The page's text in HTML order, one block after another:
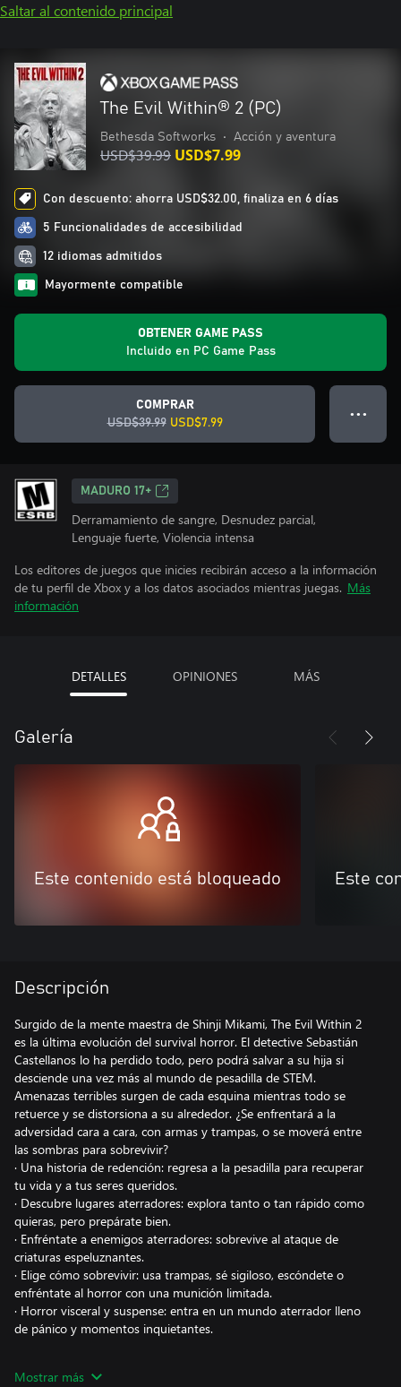
Saltar al contenido principal
The Evil Within® 2 (PC)
Bethesda Softworks • Acción y aventura
USD$39.99 USD$7.99
Con descuento: ahorra USD$32.00, finaliza en 6 días
5 Funcionalidades de accesibilidad
12 idiomas admitidos
Mayormente compatible
OBTENER GAME PASS
Incluido en PC Game Pass
COMPRAR
USD$39.99 USD$7.99
● ● ●
MADURO 17+
Derramamiento de sangre, Desnudez parcial,
Lenguaje fuerte, Violencia intensa
Los editores de juegos que inicies recibirán acceso a la información
de tu perfil de Xbox y a los datos asociados mientras juegas. Más
información
DETALLES OPINIONES MÁS
Galería
Este contenido está bloqueado Este
Descripción
Surgido de la mente maestra de Shinji Mikami, The Evil Within 2
es la última evolución del survival horror. El detective Sebastián
Castellanos lo ha perdido todo, pero podrá salvar a su hija si
desciende una vez más al mundo de pesadilla de STEM.
Amenazas terribles surgen de cada esquina mientras todo se
retuerce y se distorsiona a su alrededor. ¿Se enfrentará a la
adversidad cara a cara, con armas y trampas, o se moverá entre
las sombras para sobrevivir?
· Una historia de redención: regresa a la pesadilla para recuperar
tu vida y a tus seres queridos.
· Descubre lugares aterradores: explora tanto o tan rápido como
quieras, pero prepárate bien.
· Enfréntate a enemigos aterradores: sobrevive al ataque de
criaturas espeluznantes.
· Elige cómo sobrevivir: usa trampas, sé sigiloso, escóndete o
enfréntate al horror con una munición limitada.
· Horror visceral y suspense: entra en un mundo aterrador lleno
de pánico y momentos inquietantes.
Mostrar más